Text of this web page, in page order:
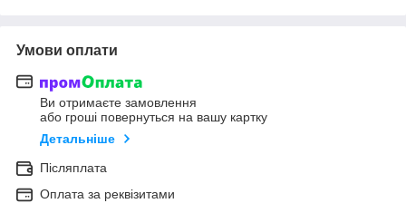
Умови оплати
Ви отримаєте замовлення
або гроші повернуться на вашу картку
Детальніше
Післяплата
Оплата за реквізитами